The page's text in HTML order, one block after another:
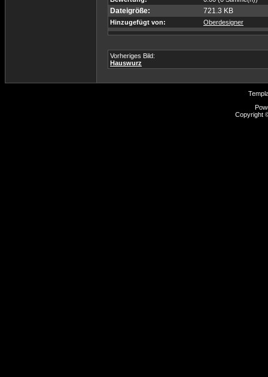
Dateigröße: 721.3 KB
Hinzugefügt von: Oberdesigner
Vorheriges Bild:
Hauswurz
Copyright